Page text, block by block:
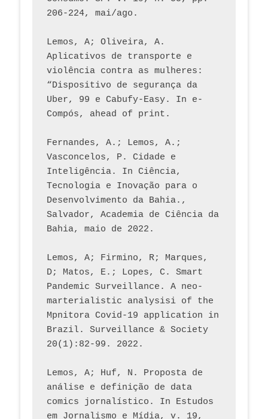
206-224, mai/ago.
Lemos, A; Oliveira, A.
Aplicativos de transporte e
violência contra as mulheres:
“Dispositivo de segurança da
Uber, 99 e Cabufy-Easy. In e-
Compós, ahead of print.
Fernandes, A.; Lemos, A.;
Vasconcelos, P. Cidade e
Inteligência. In Ciência,
Tecnologia e Inovação para o
Desenvolvimento da Bahia.,
Salvador, Academia de Ciência da
Bahia, maio de 2022.
Lemos, A; Firmino, R; Marques,
D; Matos, E.; Lopes, C. Smart
Pandemic Surveillance. A neo-
marterialistic analysisi of the
Mpnitora Covid-19 application in
Brazil. Surveillance & Society
20(1):82-99. 2022.
Lemos, A; Huf, N. Proposta de
análise e definição de data
comics jornalístico. In Estudos
em Jornalismo e Mídia, v. 19,